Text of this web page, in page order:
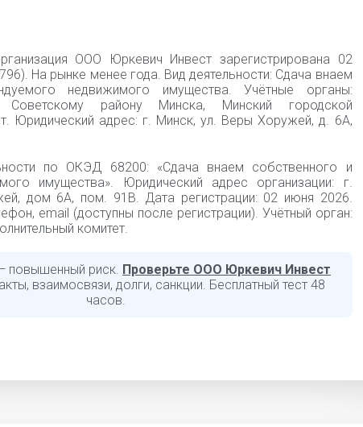
ООО Юркевич Инвест зарегистрирована 02
На рынке менее года. Вид деятельности: Сдача внаем
недвижимого имущества. Учётные органы:
району Минска, Минский городской
Юридический адрес: г. Минск, ул. Веры Хоружей, д. 6А,
по ОКЭД 68200: «Сдача внаем собственного и
имущества». Юридический адрес организации: г.
дом 6А, пом. 91В. Дата регистрации: 02 июня 2026.
email (доступны после регистрации). Учётный орган:
комитет.
повышенный риск. Проверьте ООО Юркевич Инвест
взаимосвязи, долги, санкции. Бесплатный тест 48
часов.